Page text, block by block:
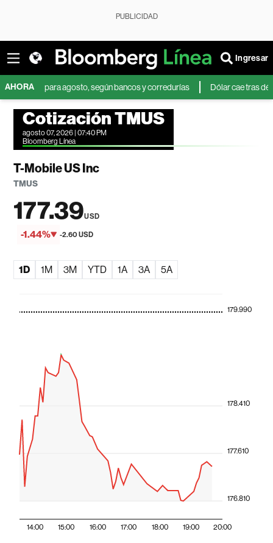
PUBLICIDAD
Ingresar
AHORA
para agosto, según bancos y corredurías Dólar cae tras débil dato
Cotización TMUS
agosto 07, 2026 | 07:40 PM
Bloomberg Línea
T-Mobile US Inc
TMUS
177.39USD
-1.44% -2.60 USD
1D 1M 3M YTD 1A 3A 5A
14:00 15:00 16:00 17:00 18:00 19:00 20:00
176.810
177.610
178.410
179.990